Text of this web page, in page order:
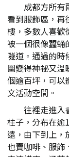
成都方所有
看到服飾區，再
樓，多數人喜歡
被一個很像蠶蛹
隧道。通過的時
圍變得神祕又溫
個逾百坪，可以
文活動空間。
往裡走進入
柱子，分布在逾
遠，由下到上，
也賣咖啡、服飾